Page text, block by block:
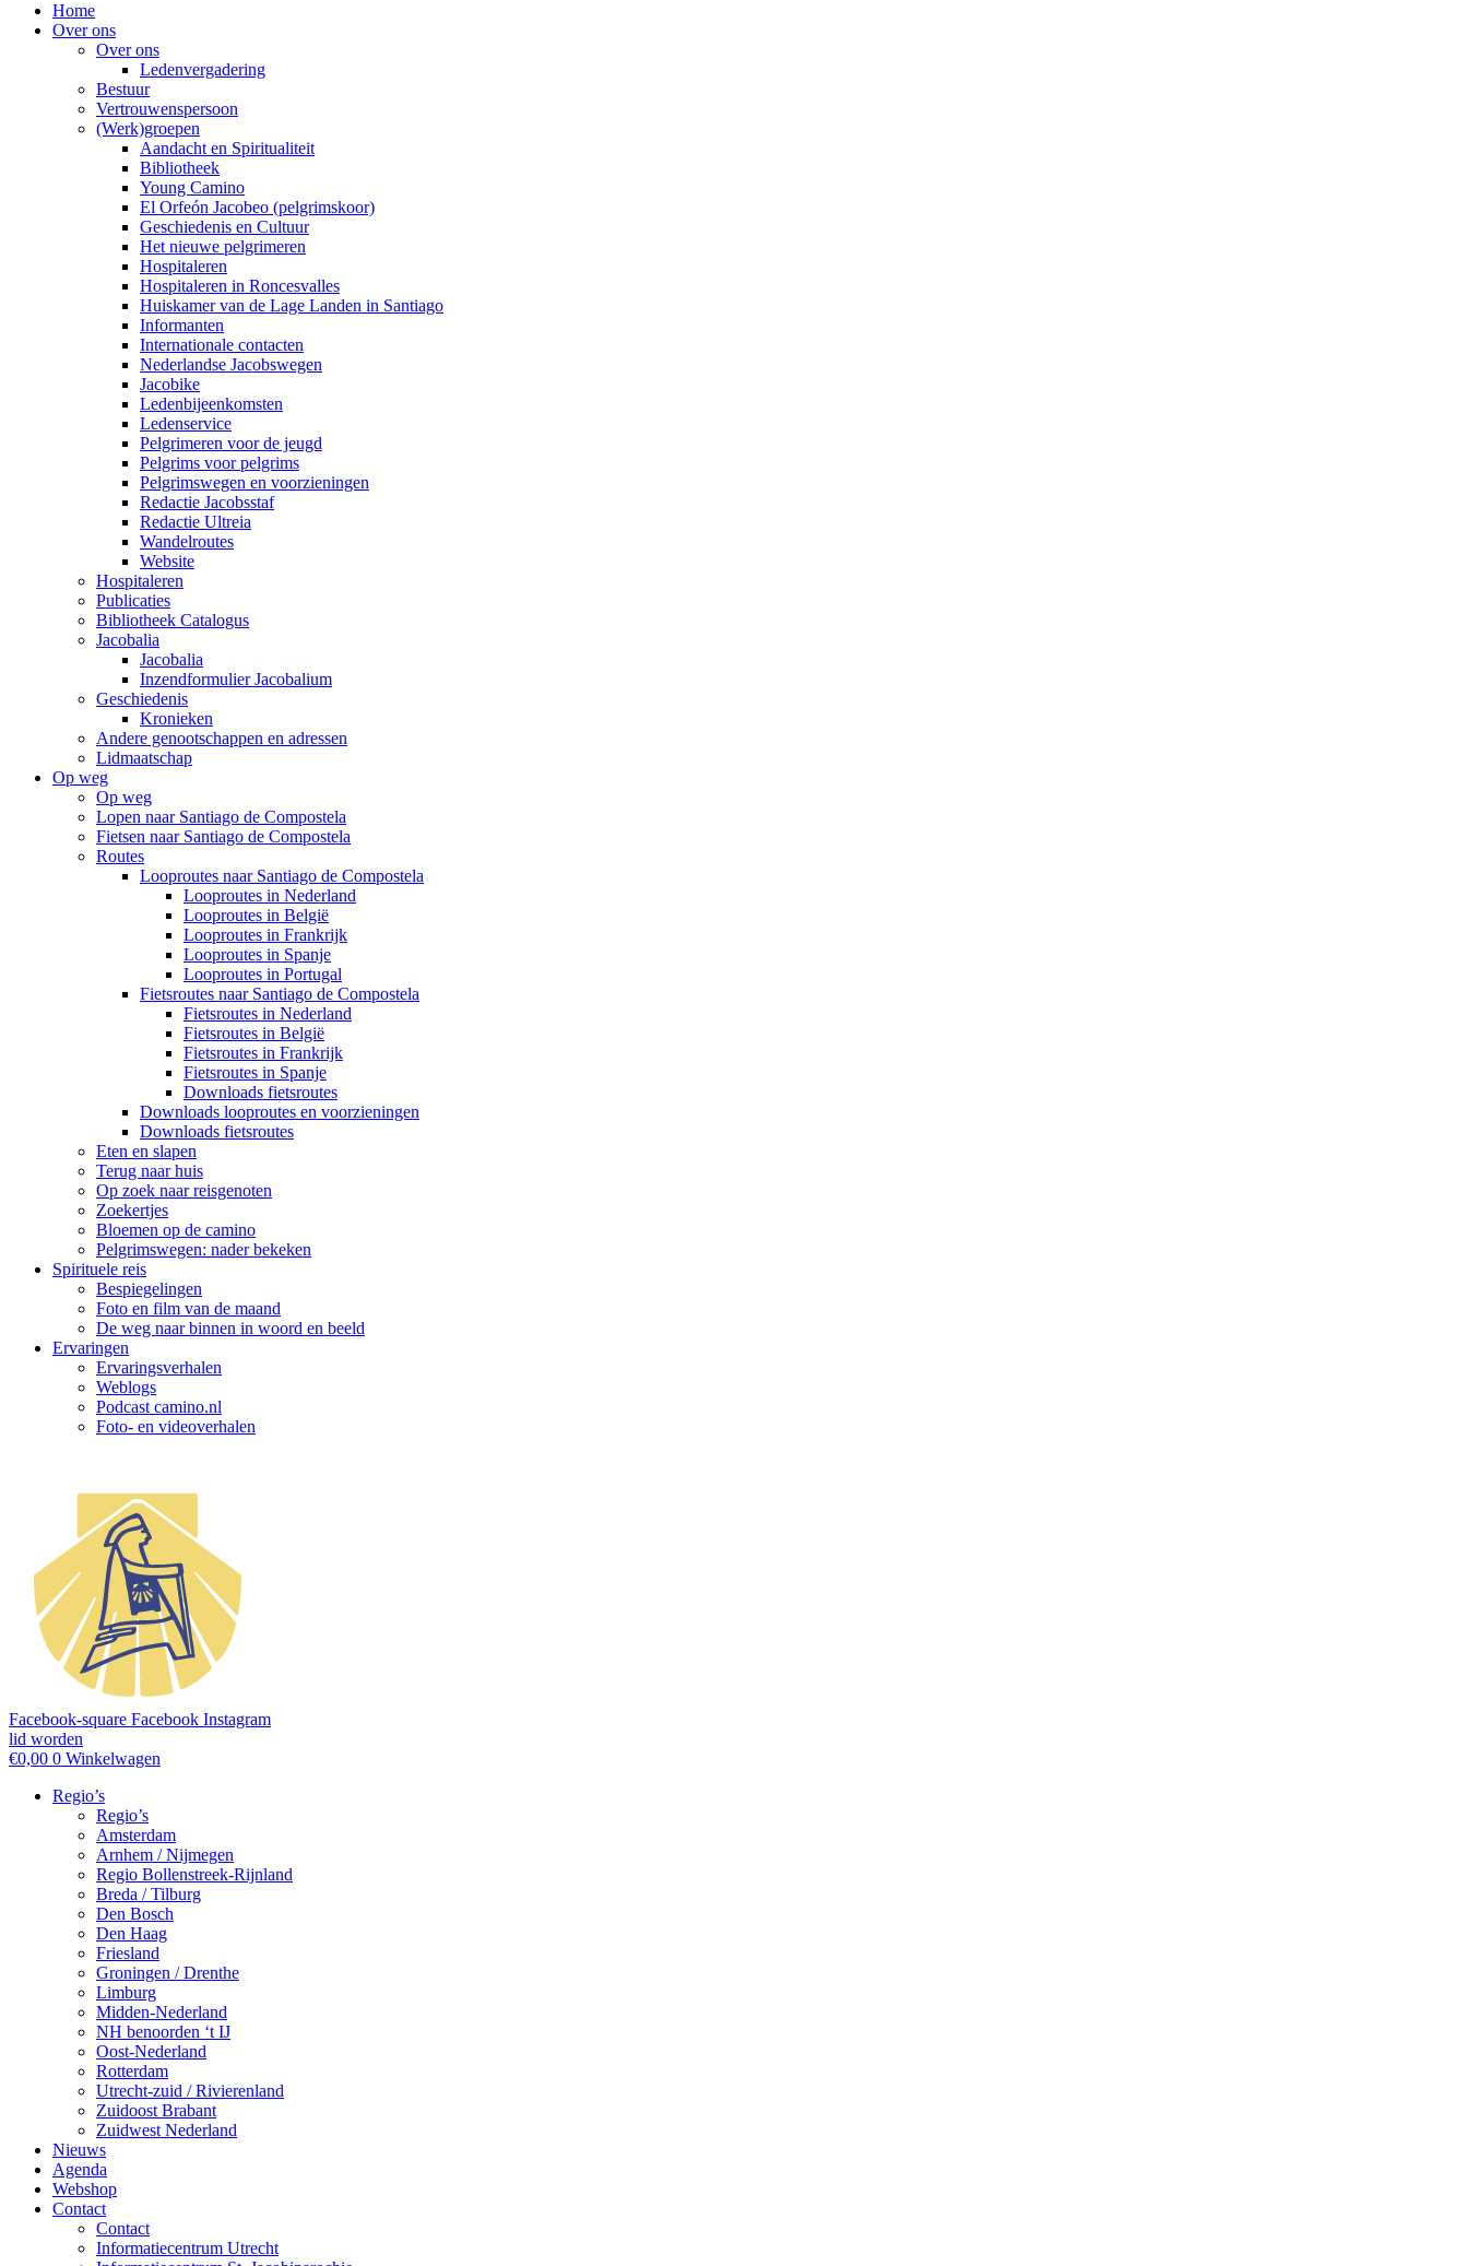
Home
Over ons
Over ons
Ledenvergadering
Bestuur
Vertrouwenspersoon
(Werk)groepen
Aandacht en Spiritualiteit
Bibliotheek
Young Camino
El Orfeón Jacobeo (pelgrimskoor)
Geschiedenis en Cultuur
Het nieuwe pelgrimeren
Hospitaleren
Hospitaleren in Roncesvalles
Huiskamer van de Lage Landen in Santiago
Informanten
Internationale contacten
Nederlandse Jacobswegen
Jacobike
Ledenbijeenkomsten
Ledenservice
Pelgrimeren voor de jeugd
Pelgrims voor pelgrims
Pelgrimswegen en voorzieningen
Redactie Jacobsstaf
Redactie Ultreia
Wandelroutes
Website
Hospitaleren
Publicaties
Bibliotheek Catalogus
Jacobalia
Jacobalia
Inzendformulier Jacobalium
Geschiedenis
Kronieken
Andere genootschappen en adressen
Lidmaatschap
Op weg
Op weg
Lopen naar Santiago de Compostela
Fietsen naar Santiago de Compostela
Routes
Looproutes naar Santiago de Compostela
Looproutes in Nederland
Looproutes in België
Looproutes in Frankrijk
Looproutes in Spanje
Looproutes in Portugal
Fietsroutes naar Santiago de Compostela
Fietsroutes in Nederland
Fietsroutes in België
Fietsroutes in Frankrijk
Fietsroutes in Spanje
Downloads fietsroutes
Downloads looproutes en voorzieningen
Downloads fietsroutes
Eten en slapen
Terug naar huis
Op zoek naar reisgenoten
Zoekertjes
Bloemen op de camino
Pelgrimswegen: nader bekeken
Spirituele reis
Bespiegelingen
Foto en film van de maand
De weg naar binnen in woord en beeld
Ervaringen
Ervaringsverhalen
Weblogs
Podcast camino.nl
Foto- en videoverhalen
Facebook-square Facebook Instagram
lid worden
€0,00 0 Winkelwagen
Regio’s
Regio’s
Amsterdam
Arnhem / Nijmegen
Regio Bollenstreek-Rijnland
Breda / Tilburg
Den Bosch
Den Haag
Friesland
Groningen / Drenthe
Limburg
Midden-Nederland
NH benoorden ‘t IJ
Oost-Nederland
Rotterdam
Utrecht-zuid / Rivierenland
Zuidoost Brabant
Zuidwest Nederland
Nieuws
Agenda
Webshop
Contact
Contact
Informatiecentrum Utrecht